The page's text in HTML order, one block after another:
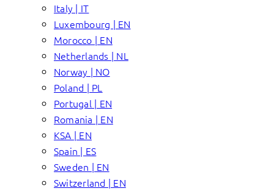
Italy | IT
Luxembourg | EN
Morocco | EN
Netherlands | NL
Norway | NO
Poland | PL
Portugal | EN
Romania | EN
KSA | EN
Spain | ES
Sweden | EN
Switzerland | EN